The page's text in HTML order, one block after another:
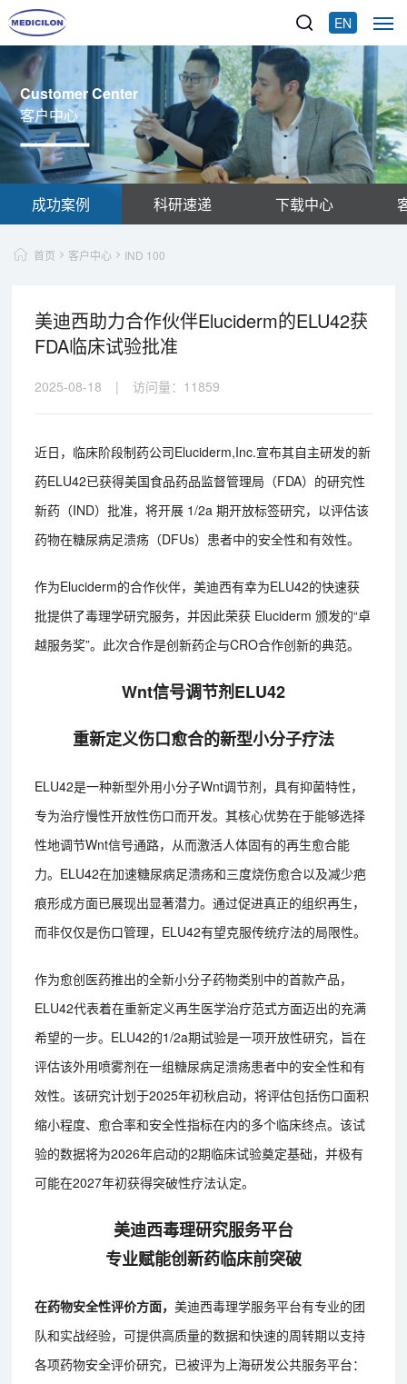
EN
Customer Center
客户中心
成功案例 科研速递 下载中心
首页 客户中心 IND 100
美迪西助力合作伙伴Eluciderm的ELU42获
FDA临床试验批准
2025-08-18 | 访问量： 11859
近日，临床阶段制药公司Eluciderm,Inc.宣布其自主研发的新
药ELU42已获得美国食品药品监督管理局（FDA）的研究性
新药（IND）批准，将开展 1/2a 期开放标签研究，以评估该
药物在糖尿病足溃疡（DFUs）患者中的安全性和有效性。
作为Eluciderm的合作伙伴，美迪西有幸为ELU42的快速获
批提供了毒理学研究服务，并因此荣获 Eluciderm 颁发的“卓
越服务奖”。此次合作是创新药企与CRO合作创新的典范。
Wnt信号调节剂ELU42
重新定义伤口愈合的新型小分子疗法
ELU42是一种新型外用小分子Wnt调节剂，具有抑菌特性，
专为治疗慢性开放性伤口而开发。其核心优势在于能够选择
性地调节Wnt信号通路，从而激活人体固有的再生愈合能
力。ELU42在加速糖尿病足溃疡和三度烧伤愈合以及减少疤
痕形成方面已展现出显著潜力。通过促进真正的组织再生，
而非仅仅是伤口管理，ELU42有望克服传统疗法的局限性。
作为愈创医药推出的全新小分子药物类别中的首款产品，
ELU42代表着在重新定义再生医学治疗范式方面迈出的充满
希望的一步。ELU42的1/2a期试验是一项开放性研究，旨在
评估该外用喷雾剂在一组糖尿病足溃疡患者中的安全性和有
效性。该研究计划于2025年初秋启动，将评估包括伤口面积
缩小程度、愈合率和安全性指标在内的多个临床终点。该试
验的数据将为2026年启动的2期临床试验奠定基础，并极有
可能在2027年初获得突破性疗法认定。
美迪西毒理研究服务平台
专业赋能创新药临床前突破
在药物安全性评价方面，美迪西毒理学服务平台有专业的团
队和实战经验，可提供高质量的数据和快速的周转期以支持
各项药物安全评价研究，已被评为上海研发公共服务平台：